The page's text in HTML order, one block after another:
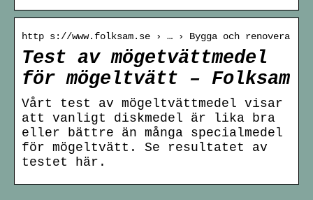
http s://www.folksam.se › … › Bygga och renovera
Test av mögetvättmedel
för mögeltvätt – Folksam
Vårt test av mögeltvättmedel visar
att vanligt diskmedel är lika bra
eller bättre än många specialmedel
för mögeltvätt. Se resultatet av
testet här.